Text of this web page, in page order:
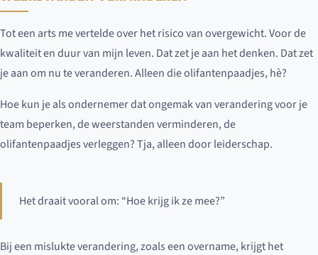
Tot een arts me vertelde over het risico van overgewicht. Voor de
kwaliteit en duur van mijn leven. Dat zet je aan het denken. Dat zet
je aan om nu te veranderen. Alleen die olifantenpaadjes, hè?
Hoe kun je als ondernemer dat ongemak van verandering voor je
team beperken, de weerstanden verminderen, de
olifantenpaadjes verleggen? Tja, alleen door leiderschap.
Het draait vooral om: “Hoe krijg ik ze mee?”
Bij een mislukte verandering, zoals een overname, krijgt het